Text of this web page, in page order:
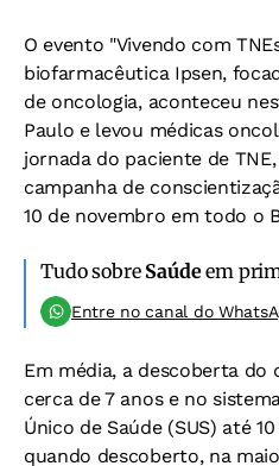
O evento "Vivendo com
biofarmacêutica Ipsen,
de oncologia, aconteceu
Paulo e levou médicas
jornada do paciente de
campanha de
10 de novembro em todo o
Tudo sobre Saúdeem
Entre no canal do
Em média, a descoberta do
cerca de 7 anos e no
Único de Saúde (SUS) até
quando descoberto, na